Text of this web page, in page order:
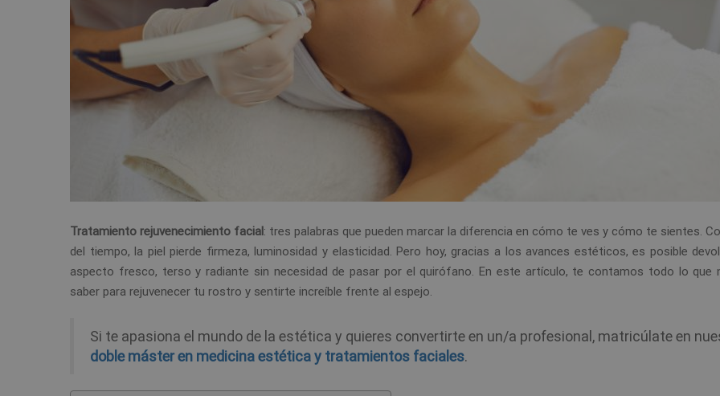
Tratamiento rejuvenecimiento facial: tres palabras que pueden marcar la diferencia en cómo te ves y cómo te sientes.
del tiempo, la piel pierde firmeza, luminosidad y elasticidad. Pero hoy, gracias a los avances estéticos, es posible
aspecto fresco, terso y radiante sin necesidad de pasar por el quirófano. En este artículo, te contamos todo lo que
saber para rejuvenecer tu rostro y sentirte increíble frente al espejo.
Si te apasiona el mundo de la estética y quieres convertirte en un/a profesional, matricúlate en
doble máster en medicina estética y tratamientos faciales.